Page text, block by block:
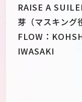
RAISE A
芽（マスキング
FLOW：
IWASAKI